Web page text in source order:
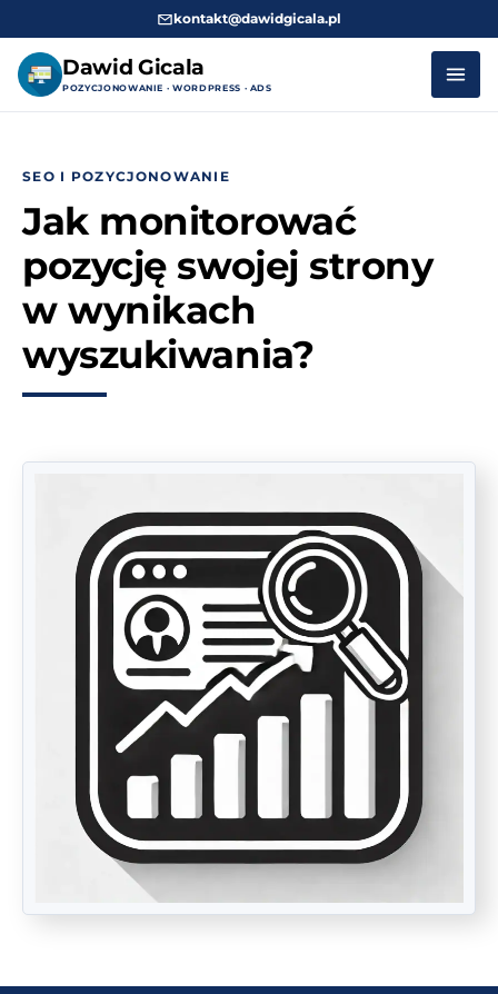
kontakt@dawidgicala.pl
Dawid Gicala
POZYCJONOWANIE · WORDPRESS · ADS
treściSEO I POZYCJONOWANIE
Jak monitorować
pozycję swojej strony
w wynikach
wyszukiwania?